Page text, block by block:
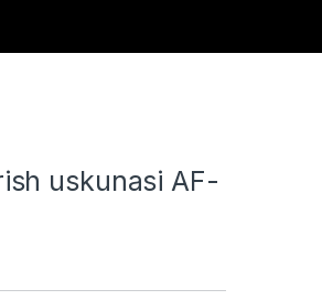
uskunasi AF-